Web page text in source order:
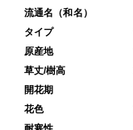
流通名（和名）
タイプ
原産地
草丈/樹高
開花期
花色